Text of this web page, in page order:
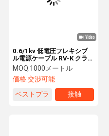
0.6/1kv 低電圧フレキシブ
ル電源ケーブル RV-K クラ
ス 5 CU/XLPE/PVC
1x70sqmm IEC60502-1
MOQ:1000メートル
価格:交渉可能
ベストプラ
接触